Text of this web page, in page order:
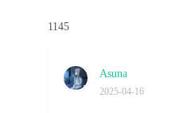
1145
Asuna
2025-04-16